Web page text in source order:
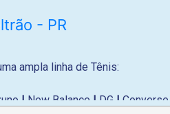
- PR
ampla linha de Tênis:
| New Balance | DG | Converse